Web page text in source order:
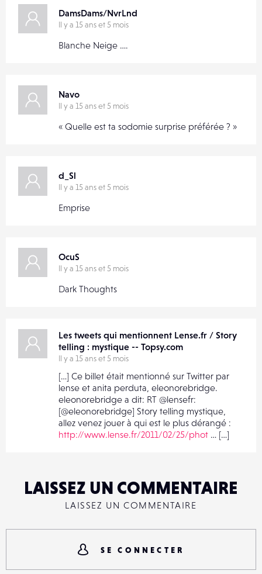
DamsDams/NvrLnd
Il y a 15 ans et 5 mois
Blanche Neige ….
Navo
Il y a 15 ans et 5 mois
« Quelle est ta sodomie surprise préférée ? »
d_Sl
Il y a 15 ans et 5 mois
Emprise
OcuS
Il y a 15 ans et 5 mois
Dark Thoughts
Les tweets qui mentionnent Lense.fr / Story
telling : mystique -- Topsy.com
Il y a 15 ans et 5 mois
[…] Ce billet était mentionné sur Twitter par
lense et anita perduta, eleonorebridge.
eleonorebridge a dit: RT @lensefr:
[@eleonorebridge] Story telling mystique,
allez venez jouer à qui est le plus dérangé :
http://www.lense.fr/2011/02/25/phot … […]
LAISSEZ UN COMMENTAIRE
LAISSEZ UN COMMENTAIRE
SE CONNECTER